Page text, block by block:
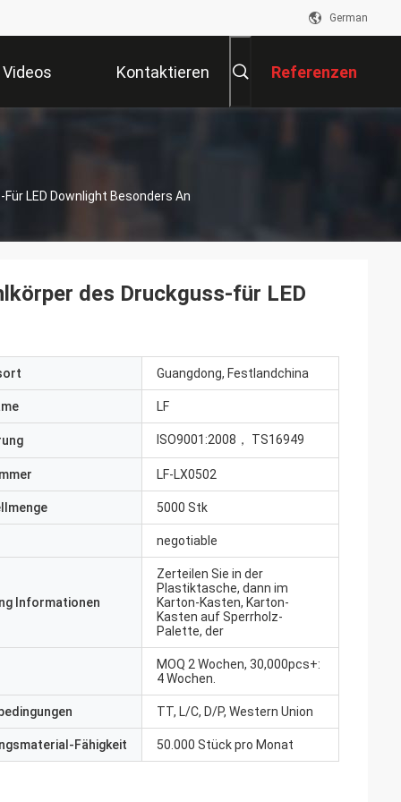
German
Videos Kontaktieren Referenzen
LED Downlight Besonders An
des Druckguss-für LED
Guangdong, Festlandchina
LF
ISO9001:2008， TS16949
LF-LX0502
5000 Stk
negotiable
Informationen
Zerteilen Sie in der
Plastiktasche, dann im
Karton-Kasten, Karton-
Kasten auf Sperrholz-
Palette, der
MOQ 2 Wochen, 30,000pcs+:
4 Wochen.
TT, L/C, D/P, Western Union
Fähigkeit 50.000 Stück pro Monat